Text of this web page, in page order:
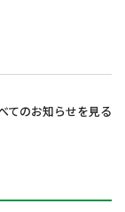
てのお知らせを見る